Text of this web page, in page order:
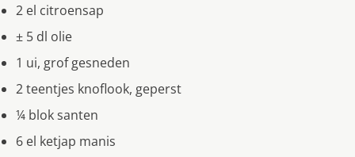
2 el citroensap
± 5 dl olie
1 ui, grof gesneden
2 teentjes knoflook, geperst
¼ blok santen
6 el ketjap manis